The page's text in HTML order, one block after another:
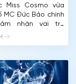
Miss Cosmo vừa
MC Đức Bảo chính
nhận vai trò
chương trình cho
nối hành trình
cùng các sân
đẹp uy tín, MC